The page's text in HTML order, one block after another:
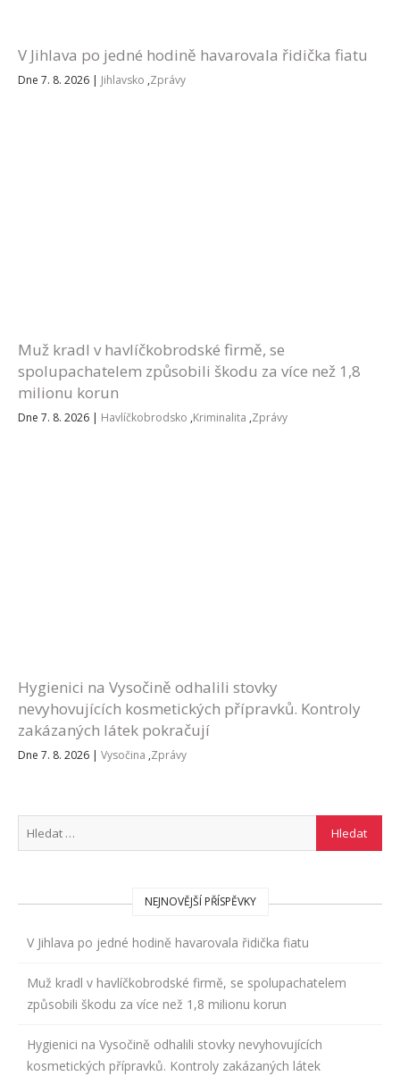
V Jihlava po jedné hodině havarovala řidička fiatu
Dne 7. 8. 2026 | Jihlavsko ,Zprávy
Muž kradl v havlíčkobrodské firmě, se
spolupachatelem způsobili škodu za více než 1,8
milionu korun
Dne 7. 8. 2026 | Havlíčkobrodsko ,Kriminalita ,Zprávy
Hygienici na Vysočině odhalili stovky
nevyhovujících kosmetických přípravků. Kontroly
zakázaných látek pokračují
Dne 7. 8. 2026 | Vysočina ,Zprávy
NEJNOVĚJŠÍ PŘÍSPĚVKY
V Jihlava po jedné hodině havarovala řidička fiatu
Muž kradl v havlíčkobrodské firmě, se spolupachatelem
způsobili škodu za více než 1,8 milionu korun
Hygienici na Vysočině odhalili stovky nevyhovujících
kosmetických přípravků. Kontroly zakázaných látek